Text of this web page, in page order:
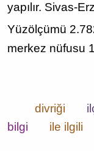
yapılır. Sivas-
Yüzölçümü
merkez nüfusu
divriği
bilgi
ile ilgili